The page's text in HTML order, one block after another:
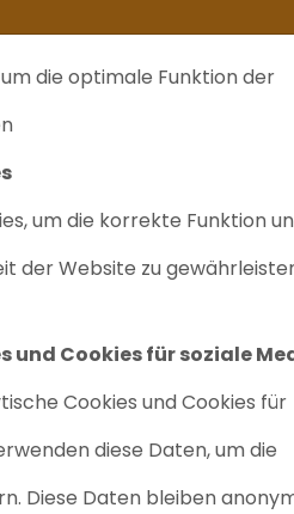
die optimale Funktion der
um die korrekte Funktion
der Website zu
und Cookies für soziale
Cookies und Cookies für
diese Daten, um die
Diese Daten bleiben
Labrecycling
AGILENT
Artikelnr: 1015
Wartungsarm